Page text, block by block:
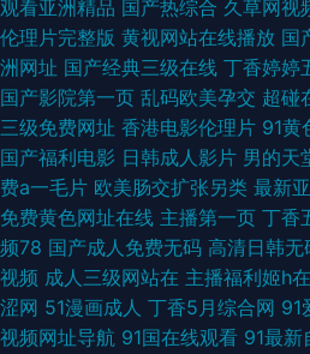
日本久久精品视频一区 国产水滴盗 亚洲精
看专区 高清精品视频一 丝袜足控免费网站
蜜 五月丁香婷婷天堂 国产日产韩国在线播
院午夜AV 精品日本 尤物视频在线国产 久久
载更多软 2012年中文字幕在线电影中字 欧
www老司机 日本韩国 电影大全在线观看
观看亚洲精品 国产热综合 久草网视
伦理片完整版 黄视网站在线播放 国
洲网址 国产经典三级在线 丁香婷婷
国产影院第一页 乱码欧美孕交 超碰
三级免费网址 香港电影伦理片 91黄
国产福利电影 日韩成人影片 男的天
费a一毛片 欧美肠交扩张另类 最新
免费黄色网址在线 主播第一页 丁香
频78 国产成人免费无码 高清日韩无
视频 成人三级网站在 主播福利姬h
涩网 51漫画成人 丁香5月综合网 91
视频网址导航 91国在线观看 91最新